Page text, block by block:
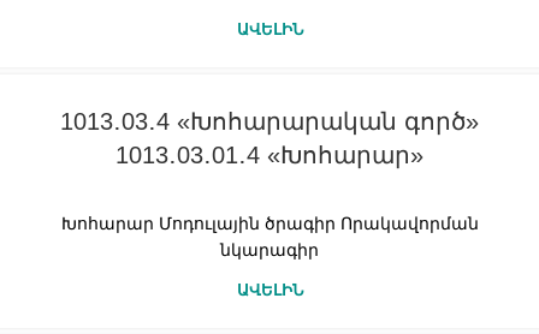
ԱՎԵԼԻՆ
1013․03․4 «Խոհարարական գործ»
1013․03․01․4 «Խոհարար»
Խոհարար Մոդուլային ծրագիր Որակավորման
նկարագիր
ԱՎԵԼԻՆ